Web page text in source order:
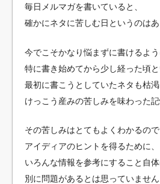
毎日メルマガを書いていると、
確かにネタに苦しむ日というのはあ
今でこそかなり悩まずに書けるよう
特に書き始めてから少し経った頃と
最初に書こうとしていたネタも枯渇
けっこう産みの苦しみを味わった記
その苦しみはとてもよくわかるので
アイディアのヒントを得るために、
いろんな情報を参考にすること自
別に問題があるとは思っていません